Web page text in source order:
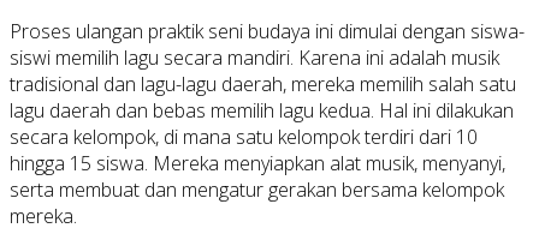
Proses ulangan praktik seni budaya ini dimulai dengan siswa-
siswi memilih lagu secara mandiri. Karena ini adalah musik
tradisional dan lagu-lagu daerah, mereka memilih salah satu
lagu daerah dan bebas memilih lagu kedua. Hal ini dilakukan
secara kelompok, di mana satu kelompok terdiri dari 10
hingga 15 siswa. Mereka menyiapkan alat musik, menyanyi,
serta membuat dan mengatur gerakan bersama kelompok
mereka.